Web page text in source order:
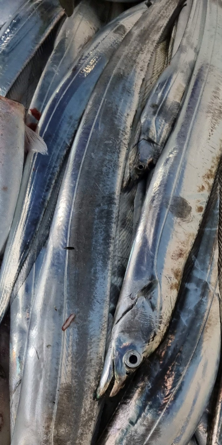
함께 완도항에서갈치/우
조황을 즐겨보세요!
함께 완도항에서갈치/우
조황을 즐겨보세요!